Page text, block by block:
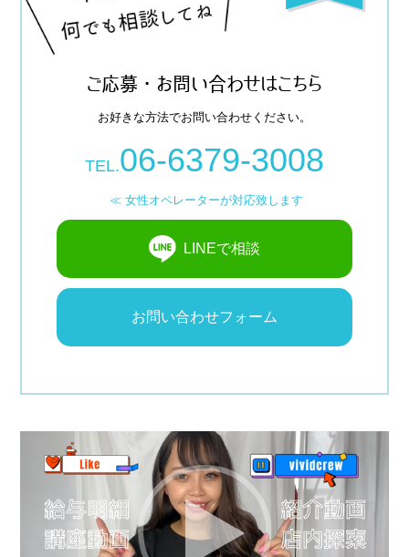
› Madame 2nd virgin 十三
› VIVIDCREWマダム梅田店
› VIVIDCREW Pink Party Paradise
お給料・待遇・環境
› 最低時給5,000円保証
› 託児所代金全額負担
› 連絡先交換、同伴アフター 一切なし！
› 出戻り大歓迎
› 出稼ぎ特典
› お友達紹介キャンペーン
› 衣装・ドレス・靴 無料貸出しOK!
› お酒が飲めなくてもOK
› お給料明細公開中!
› 家具家電付デザイナーズマンション完備
› お給料日払い 即日払いOK!
ご応募・お問い合わせはこちら
お好きな方法でお問い合わせください。
TEL.06-6379-3008
≪ 女性オペレーターが対応致します
LINEで相談
お問い合わせフォーム